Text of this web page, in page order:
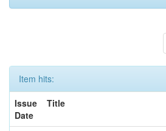
Item hits:
Issue
Date
Title